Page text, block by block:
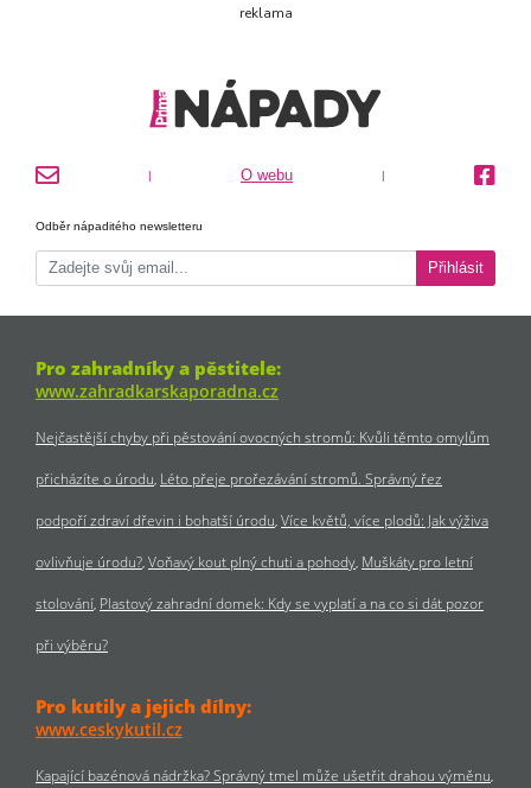
reklama
| O webu |
Odběr nápaditého newsletteru
Přihlásit
Pro zahradníky a pěstitele:
www.zahradkarskaporadna.cz
Nejčastější chyby při pěstování ovocných stromů: Kvůli těmto omylům
přicházíte o úrodu Léto přeje prořezávání stromů. Správný řez
podpoří zdraví dřevin i bohatší úrodu Více květů, více plodů: Jak výživa
ovlivňuje úrodu? Voňavý kout plný chuti a pohody Muškáty pro letní
stolování Plastový zahradní domek: Kdy se vyplatí a na co si dát pozor
při výběru?
Pro kutily a jejich dílny:
www.ceskykutil.cz
Kapající bazénová nádržka? Správný tmel může ušetřit drahou výměnu